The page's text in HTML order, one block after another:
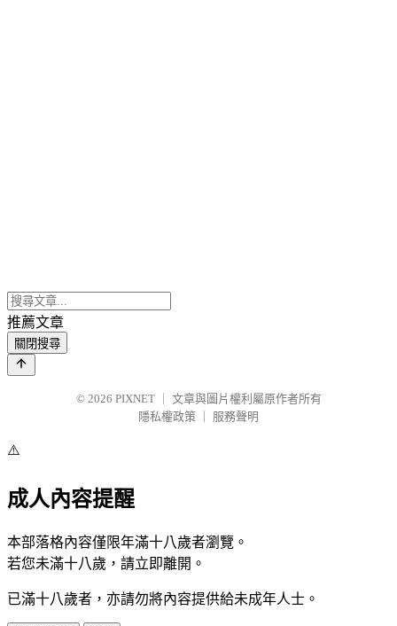
推薦文章
關閉搜尋
© 2026 PIXNET
文章與圖片權利屬原作者所有
隱私權政策
服務聲明
⚠️
成人內容提醒
本部落格內容僅限年滿十八歲者瀏覽。
若您未滿十八歲，請立即離開。
已滿十八歲者，亦請勿將內容提供給未成年人士。